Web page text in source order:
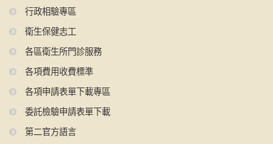
行政相驗專區
衛生保健志工
各區衛生所門診服務
各項費用收費標準
各項申請表單下載專區
委託檢驗申請表單下載
第二官方語言